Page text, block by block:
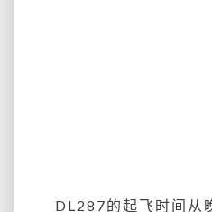
DL287的起飞时间从